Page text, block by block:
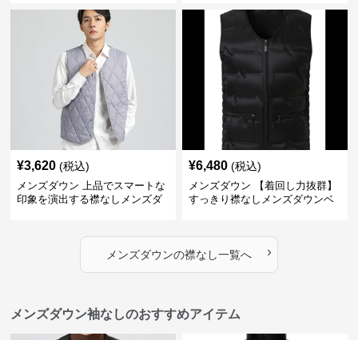
¥3,620 (税込)
メンズダウン 上品でスマートな
印象を演出する襟なしメンズダ
¥6,480 (税込)
メンズダウン 【着回し力抜群】
すっきり襟なしメンズダウンベ
メンズダウンの襟なし一覧へ ›
メンズダウン袖なしのおすすめアイテム